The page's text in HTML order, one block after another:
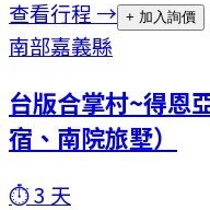
查看行程 → + 加入詢價
南部嘉義縣
台版合掌村~得恩
宿、南院旅墅）
⏱3 天